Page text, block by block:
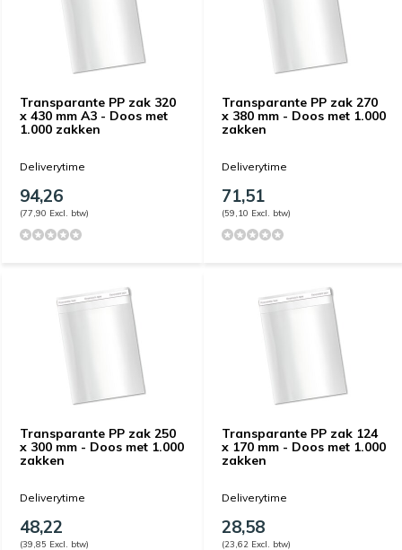
Transparante PP zak 320
x 430 mm A3 - Doos met
1.000 zakken
Deliverytime
94,26
(77,90 Excl. btw)
Transparante PP zak 270
x 380 mm - Doos met 1.000
zakken
Deliverytime
71,51
(59,10 Excl. btw)
Transparante PP zak 250
x 300 mm - Doos met 1.000
zakken
Deliverytime
48,22
(39,85 Excl. btw)
Transparante PP zak 124
x 170 mm - Doos met 1.000
zakken
Deliverytime
28,58
(23,62 Excl. btw)